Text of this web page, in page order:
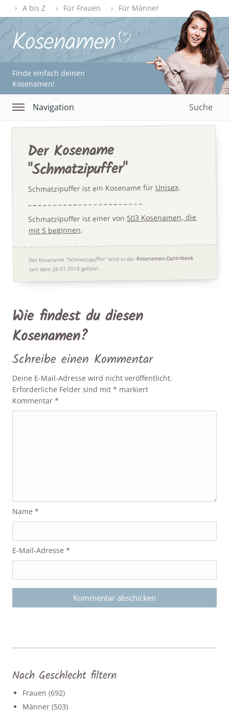
A bis Z Für Frauen Für Männer
Finde einfach deinen
Kosenamen!
Navigation Suche
Der Kosename
"Schmatzipuffer"
Schmatzipuffer ist ein Kosename fürUnisex.
Schmatzipuffer ist einer von 503 Kosenamen, die
mit S beginnen.
Der Kosename "Schmatzipuffer" wird in der Kosenamen-Datenbank
seit dem 28.01.2018 geführt.
Wie findest du diesen
Kosenamen?
Schreibe einen Kommentar
Deine E-Mail-Adresse wird nicht veröffentlicht.
Erforderliche Felder sind mit* markiert
Kommentar*
Name*
E-Mail-Adresse*
Nach Geschlecht filtern
Frauen (692)
Männer (503)